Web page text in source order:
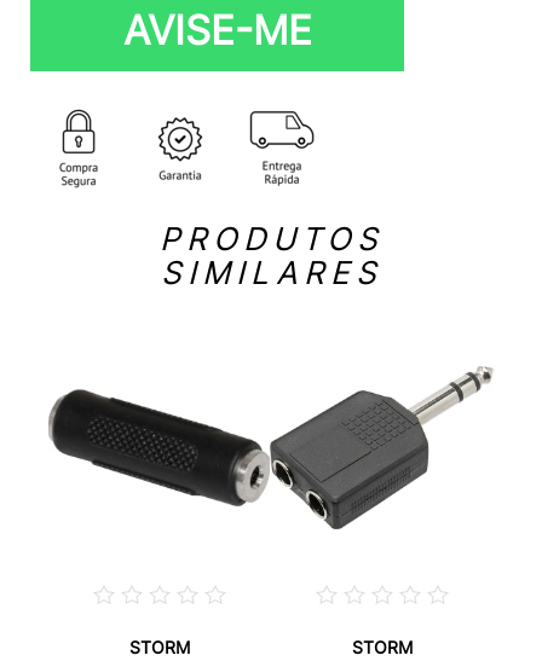
AVISE-ME
PRODUTOS
SIMILARES
STORM
STORM